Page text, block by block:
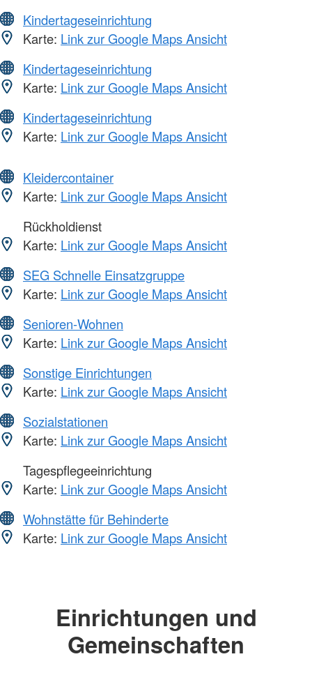
Kindertageseinrichtung
Karte: Link zur Google Maps Ansicht
Kindertageseinrichtung
Karte: Link zur Google Maps Ansicht
Kindertageseinrichtung
Karte: Link zur Google Maps Ansicht
Kleidercontainer
Karte: Link zur Google Maps Ansicht
Rückholdienst
Karte: Link zur Google Maps Ansicht
SEG Schnelle Einsatzgruppe
Karte: Link zur Google Maps Ansicht
Senioren-Wohnen
Karte: Link zur Google Maps Ansicht
Sonstige Einrichtungen
Karte: Link zur Google Maps Ansicht
Sozialstationen
Karte: Link zur Google Maps Ansicht
Tagespflegeeinrichtung
Karte: Link zur Google Maps Ansicht
Wohnstätte für Behinderte
Karte: Link zur Google Maps Ansicht
Einrichtungen und
Gemeinschaften